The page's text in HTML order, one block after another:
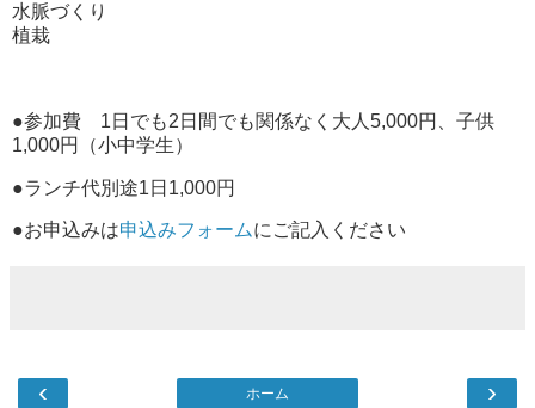
水脈づくり
植栽
●参加費 1日でも2日間でも関係なく大人5,000円、子供
1,000円（小中学生）
●ランチ代別途1日1,000円
●お申込みは申込みフォームにご記入ください
‹ ›
ホーム